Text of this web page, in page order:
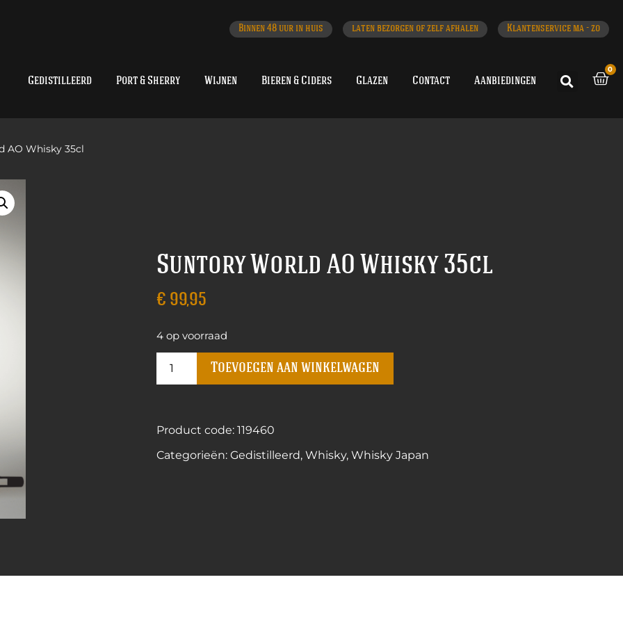
Binnen 48 uur in huis laten bezorgen of zelf afhalen Klantenservice ma - zo
Gedistilleerd Port & Sherry Wijnen Bieren & Ciders Glazen Contact Aanbiedingen
0
AO Whisky 35cl
Suntory World AO Whisky 35cl
€ 99,95
4 op voorraad
Toevoegen aan winkelwagen
Product code: 119460
Categorieën:Gedistilleerd,Whisky,Whisky Japan